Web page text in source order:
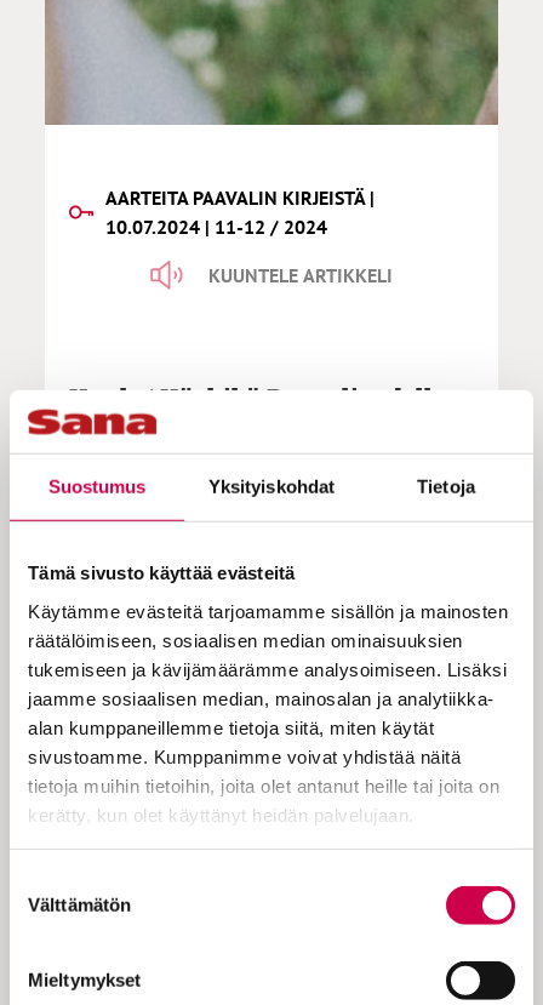
Suostumus Yksityiskohdat Tietoja
Tämä sivusto käyttää evästeitä
Käytämme evästeitä tarjoamamme sisällön ja mainosten
räätälöimiseen, sosiaalisen median ominaisuuksien
tukemiseen ja kävijämäärämme analysoimiseen. Lisäksi
jaamme sosiaalisen median, mainosalan ja analytiikka-
alan kumppaneillemme tietoja siitä, miten käytät
sivustoamme. Kumppanimme voivat yhdistää näitä
tietoja muihin tietoihin, joita olet antanut heille tai joita on
kerätty, kun olet käyttänyt heidän palvelujaan.
valinta
Välttämätön
Mieltymykset
AARTEITA PAAVALIN KIRJEISTÄ |
10.07.2024 | 11-12 / 2024
KUUNTELE ARTIKKELI
Kuula | Käskikö Paavali todella
naista alistumaan miehensä
tahtoon?
Paavali sanoo: ”Vaimot, suostukaa
tahtoon, sillä mies on vaimonsa pää”.
Ai kamala. Kannattaako apostoli
patriarkaalista parisuhdemallia?
Nykylukijan olisi syytä pahastua, jos tämä
olisi kaikki mitä Paavali sanoo
parisuhteesta. Mutta katsotaanpa
alistumiskehotusta apostoli oli neuvonut
molempien, miehen ja vaimon, kuuluu olla